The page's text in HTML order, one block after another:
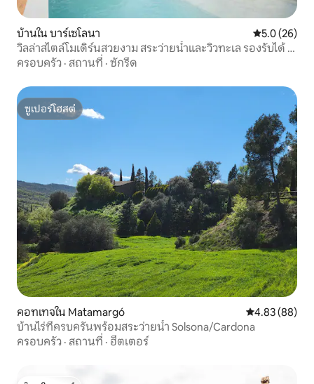
บ้านใน บาร์เซโลนา คะแนนเฉลี่ย
5.0 (26)
วิลล่าสไตล์โมเดิร์นสวยงาม สระว่ายน้ำและวิวทะเล รองรับได้ 8
คน
ครอบครัว · สถานที่ · ซักรีด
ซูเปอร์โฮสต์
ซูเปอร์โฮสต์
คอทเทจใน Matamargó คะแนนเฉลี่ย
4.83 (88)
บ้านไร่ที่ครบครันพร้อมสระว่ายน้ำ Solsona/Cardona
ครอบครัว · สถานที่ · ฮีตเตอร์